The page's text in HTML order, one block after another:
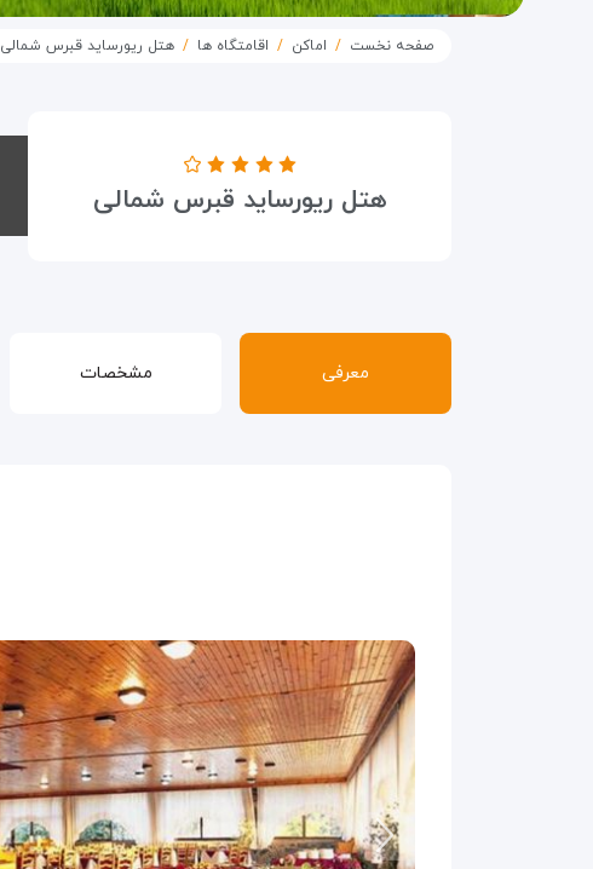
صفحه نخست اماکن اقامتگاه ها هتل ریورساید قبرس شمالی
هتل ریورساید قبرس شمالی
معرفی مشخصات